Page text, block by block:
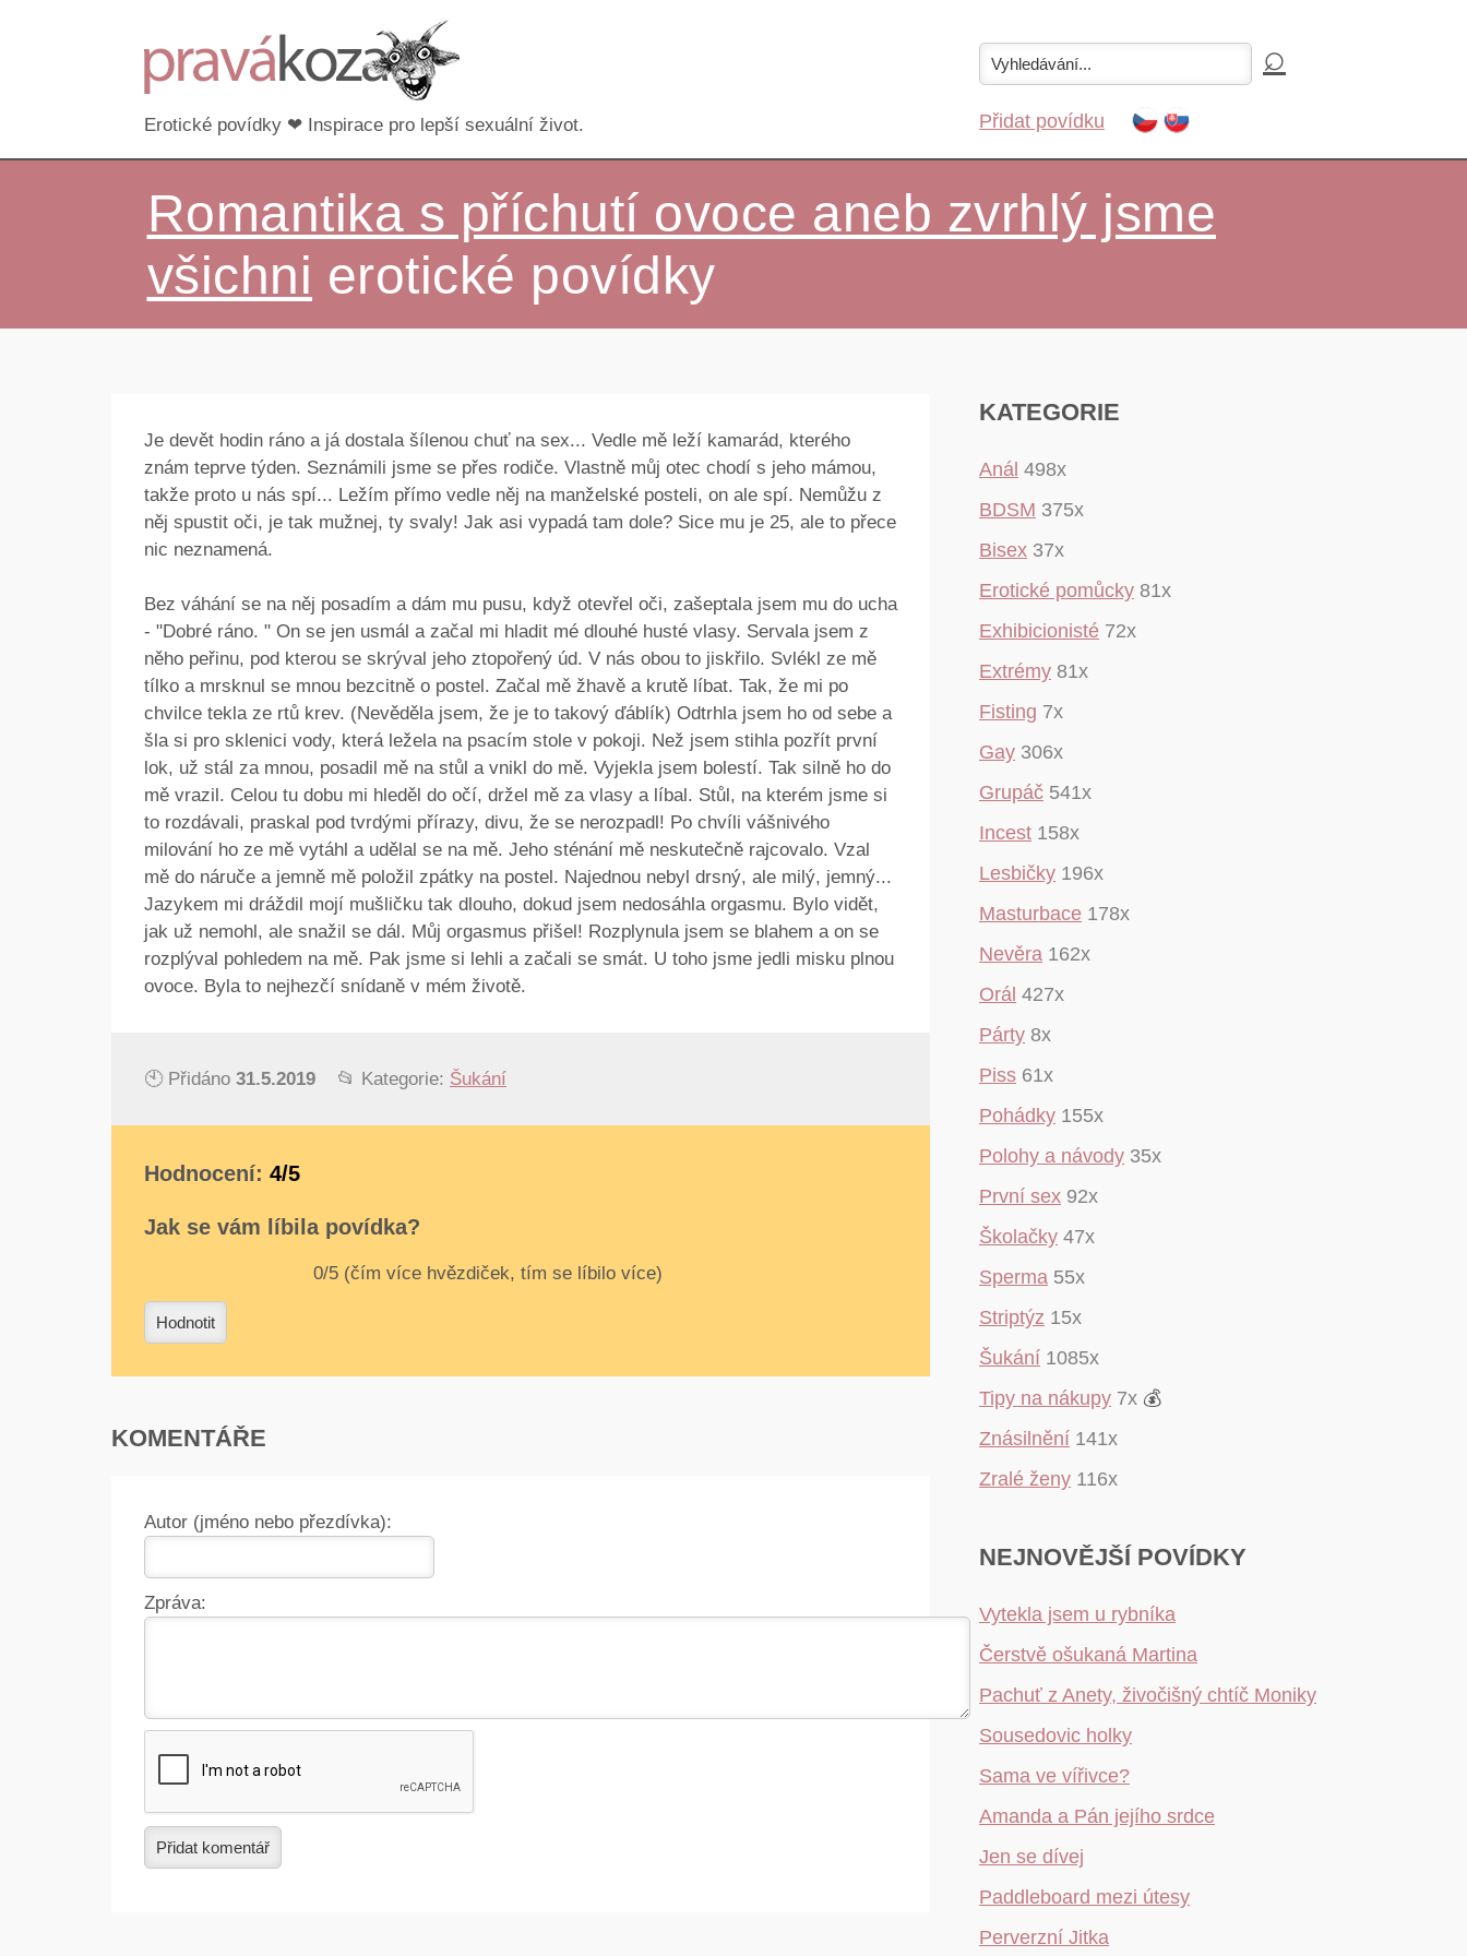
Erotické povídky ❤ Inspirace pro lepší sexuální život. Přidat povídku
Romantika s příchutí ovoce aneb zvrhlý jsme
všichni erotické povídky
Je devět hodin ráno a já dostala šílenou chuť na sex... Vedle mě leží kamarád, kterého
znám teprve týden. Seznámili jsme se přes rodiče. Vlastně můj otec chodí s jeho mámou,
takže proto u nás spí... Ležím přímo vedle něj na manželské posteli, on ale spí. Nemůžu z
něj spustit oči, je tak mužnej, ty svaly! Jak asi vypadá tam dole? Sice mu je 25, ale to přece
nic neznamená.
Bez váhání se na něj posadím a dám mu pusu, když otevřel oči, zašeptala jsem mu do ucha
- "Dobré ráno. " On se jen usmál a začal mi hladit mé dlouhé husté vlasy. Servala jsem z
něho peřinu, pod kterou se skrýval jeho ztopořený úd. V nás obou to jiskřilo. Svlékl ze mě
tílko a mrsknul se mnou bezcitně o postel. Začal mě žhavě a krutě líbat. Tak, že mi po
chvilce tekla ze rtů krev. (Nevěděla jsem, že je to takový ďáblík) Odtrhla jsem ho od sebe a
šla si pro sklenici vody, která ležela na psacím stole v pokoji. Než jsem stihla pozřít první
lok, už stál za mnou, posadil mě na stůl a vnikl do mě. Vyjekla jsem bolestí. Tak silně ho do
mě vrazil. Celou tu dobu mi hleděl do očí, držel mě za vlasy a líbal. Stůl, na kterém jsme si
to rozdávali, praskal pod tvrdými přírazy, divu, že se nerozpadl! Po chvíli vášnivého
milování ho ze mě vytáhl a udělal se na mě. Jeho sténání mě neskutečně rajcovalo. Vzal
mě do náruče a jemně mě položil zpátky na postel. Najednou nebyl drsný, ale milý, jemný...
Jazykem mi dráždil mojí mušličku tak dlouho, dokud jsem nedosáhla orgasmu. Bylo vidět,
jak už nemohl, ale snažil se dál. Můj orgasmus přišel! Rozplynula jsem se blahem a on se
rozplýval pohledem na mě. Pak jsme si lehli a začali se smát. U toho jsme jedli misku plnou
ovoce. Byla to nejhezčí snídaně v mém životě.
🕙 Přidáno 31.5.2019 📂 Kategorie: Šukání
Hodnocení: 4/5
Jak se vám líbila povídka?
Hodnotit
KOMENTÁŘE
Autor (jméno nebo přezdívka):
Zpráva:
Přidat komentář
KATEGORIE
Anál 498x
BDSM 375x
Bisex 37x
Erotické pomůcky 81x
Exhibicionisté 72x
Extrémy 81x
Fisting 7x
Gay 306x
Grupáč 541x
Incest 158x
Lesbičky 196x
Masturbace 178x
Nevěra 162x
Orál 427x
Párty 8x
Piss 61x
Pohádky 155x
Polohy a návody 35x
První sex 92x
Školačky 47x
Sperma 55x
Striptýz 15x
Šukání 1085x
Tipy na nákupy 7x 💰
Znásilnění 141x
Zralé ženy 116x
NEJNOVĚJŠÍ POVÍDKY
Vytekla jsem u rybníka
Čerstvě ošukaná Martina
Pachuť z Anety, živočišný chtíč Moniky
Sousedovic holky
Sama ve vířivce?
Amanda a Pán jejího srdce
Jen se dívej
Paddleboard mezi útesy
Perverzní Jitka